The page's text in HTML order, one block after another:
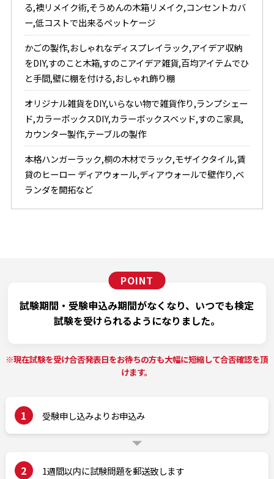
る,襖リメイク術,そうめんの木箱リメイク,コンセントカバ
ー,低コストで出来るペットケージ
かごの製作,おしゃれなディスプレイラック,アイデア収納
をDIY,すのこと木箱,すのこアイデア雑貨,百均アイテムでひ
と手間,壁に棚を付ける,おしゃれ飾り棚
オリジナル雑貨をDIY,いらない物で雑貨作り,ランプシェー
ド,カラーボックスDIY,カラーボックスベッド,すのこ家具,
カウンター製作,テーブルの製作
本格ハンガーラック,桐の木材でラック,モザイクタイル,賃
貸のヒーロー ディアウォール,ディアウォールで壁作り,ベ
ランダを開拓など
試験期間・受験申込み期間がなくなり、 いつでも検定
試験を受けられるようになりました。
※現在試験を受け合否発表日をお待ちの方も大幅に短縮して合否確認を頂
けます。
1 受験申し込みよりお申込み
2 1週間以内に試験問題を郵送致します